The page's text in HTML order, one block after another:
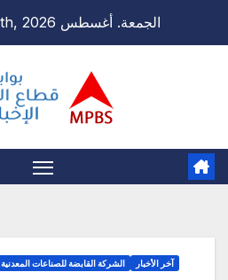
الجمعة. أغسطس 7th, 2026
آخر الأخبار الشركة القابضة للصناعات المعدنية